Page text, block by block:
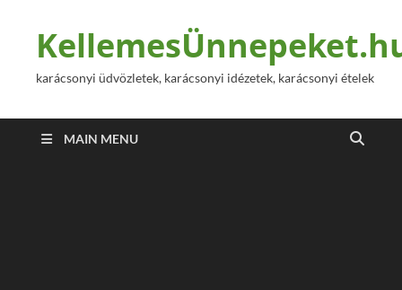
karácsonyi üdvözletek, karácsonyi idézetek, karácsonyi ételek
MAIN MENU